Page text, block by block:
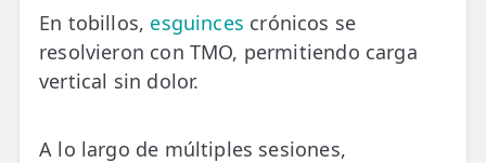
En tobillos, esguinces crónicos se
resolvieron con TMO, permitiendo carga
vertical sin dolor.
A lo largo de múltiples sesiones,